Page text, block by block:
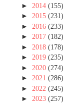
► 2014 (155)
► 2015 (231)
► 2016 (233)
► 2017 (182)
► 2018 (178)
► 2019 (235)
► 2020 (274)
► 2021 (286)
► 2022 (245)
► 2023 (257)